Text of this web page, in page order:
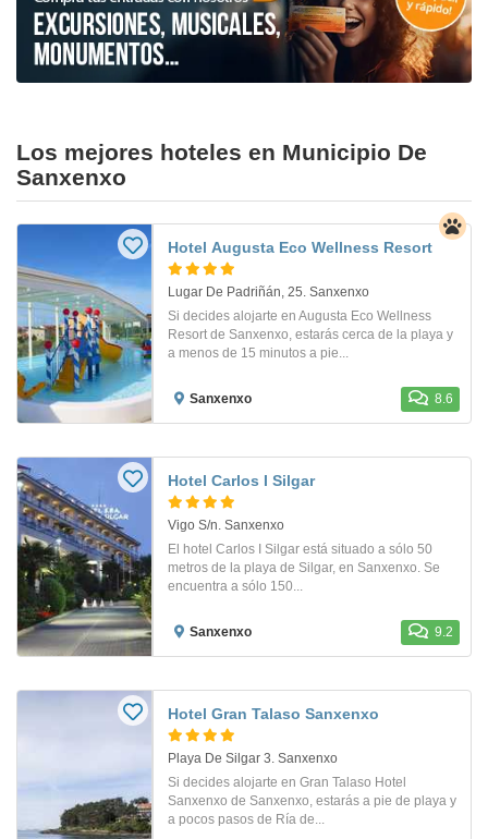
Los mejores hoteles en Municipio De
Sanxenxo
Hotel Augusta Eco Wellness Resort
Lugar De Padriñán, 25. Sanxenxo
Si decides alojarte en Augusta Eco Wellness
Resort de Sanxenxo, estarás cerca de la playa y
a menos de 15 minutos a pie...
Sanxenxo 8.6
Hotel Carlos I Silgar
Vigo S/n. Sanxenxo
El hotel Carlos I Silgar está situado a sólo 50
metros de la playa de Silgar, en Sanxenxo. Se
encuentra a sólo 150...
Sanxenxo 9.2
Hotel Gran Talaso Sanxenxo
Playa De Silgar 3. Sanxenxo
Si decides alojarte en Gran Talaso Hotel
Sanxenxo de Sanxenxo, estarás a pie de playa y
a pocos pasos de Ría de...